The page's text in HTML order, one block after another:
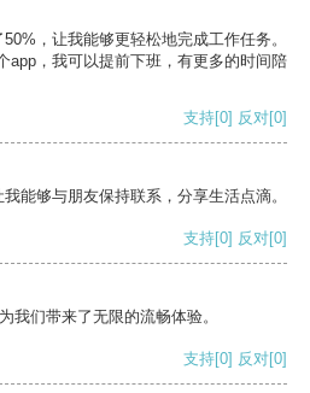
，让我能够更轻松地完成工作任务。
app，我可以提前下班，有更多的时间陪
支持[0] 反对[0]
能够与朋友保持联系，分享生活点滴。
支持[0] 反对[0]
我们带来了无限的流畅体验。
支持[0] 反对[0]